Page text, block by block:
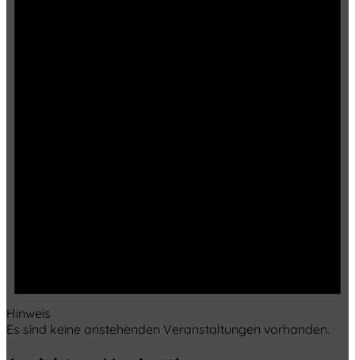
Hinweis
Es sind keine anstehenden Veranstaltungen vorhanden.